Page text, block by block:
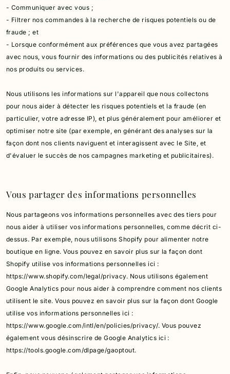
- Communiquer avec vous ;
- Filtrer nos commandes à la recherche de risques potentiels ou de
fraude ; et
- Lorsque conformément aux préférences que vous avez partagées
avec nous, vous fournir des informations ou des publicités relatives à
nos produits ou services.
Nous utilisons les informations sur l'appareil que nous collectons
pour nous aider à détecter les risques potentiels et la fraude (en
particulier, votre adresse IP), et plus généralement pour améliorer et
optimiser notre site (par exemple, en générant des analyses sur la
façon dont nos clients naviguent et interagissent avec le Site, et
d'évaluer le succès de nos campagnes marketing et publicitaires).
Vous partager des informations personnelles
Nous partageons vos informations personnelles avec des tiers pour
nous aider à utiliser vos informations personnelles, comme décrit ci-
dessus. Par exemple, nous utilisons Shopify pour alimenter notre
boutique en ligne. Vous pouvez en savoir plus sur la façon dont
Shopify utilise vos informations personnelles ici :
https://www.shopify.com/legal/privacy. Nous utilisons également
Google Analytics pour nous aider à comprendre comment nos clients
utilisent le site. Vous pouvez en savoir plus sur la façon dont Google
utilise vos informations personnelles ici :
https://www.google.com/intl/en/policies/privacy/. Vous pouvez
également vous désinscrire de Google Analytics ici :
https://tools.google.com/dlpage/gaoptout.